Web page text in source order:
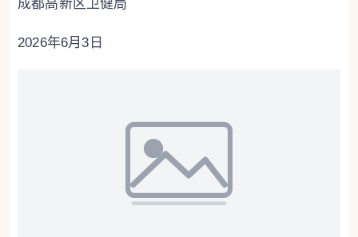
成都高新区卫健局
2026年6月3日